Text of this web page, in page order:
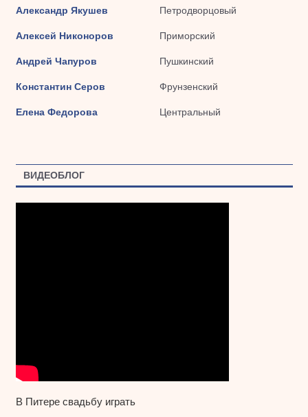
Александр Якушев Петродворцовый
Алексей Никоноров Приморский
Андрей Чапуров Пушкинский
Константин Серов Фрунзенский
Елена Федорова Центральный
ВИДЕОБЛОГ
В Питере свадьбу играть